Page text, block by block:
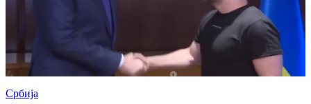
Србија